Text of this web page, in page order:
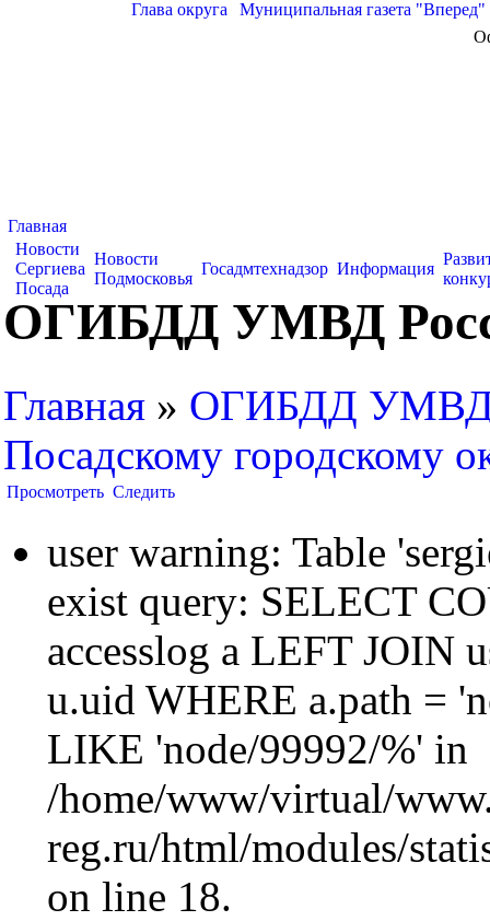
Глава округа Муниципальная газета "Вперед"
Главная
Новости
Сергиева
Посада
Новости
Подмосковья
Госадмтехнадзор Информация
ОГИБДД УМВД
Главная » ОГИБДД УМВД
Посадскому городскому
Просмотреть Следить
user warning: Table
exist query: SELECT
accesslog a LEFT JOIN
u.uid WHERE a.path =
LIKE 'node/99992/%' in
/home/www/virtual/
reg.ru/html/modules/
on line 18.